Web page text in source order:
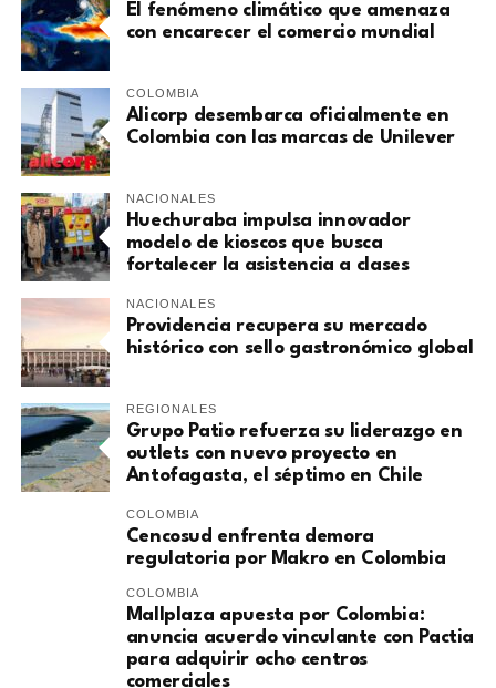
El fenómeno climático que amenaza
con encarecer el comercio mundial
COLOMBIA
Alicorp desembarca oficialmente en
Colombia con las marcas de Unilever
NACIONALES
Huechuraba impulsa innovador
modelo de kioscos que busca
fortalecer la asistencia a clases
NACIONALES
Providencia recupera su mercado
histórico con sello gastronómico global
REGIONALES
Grupo Patio refuerza su liderazgo en
outlets con nuevo proyecto en
Antofagasta, el séptimo en Chile
COLOMBIA
Cencosud enfrenta demora
regulatoria por Makro en Colombia
COLOMBIA
Mallplaza apuesta por Colombia:
anuncia acuerdo vinculante con Pactia
para adquirir ocho centros
comerciales